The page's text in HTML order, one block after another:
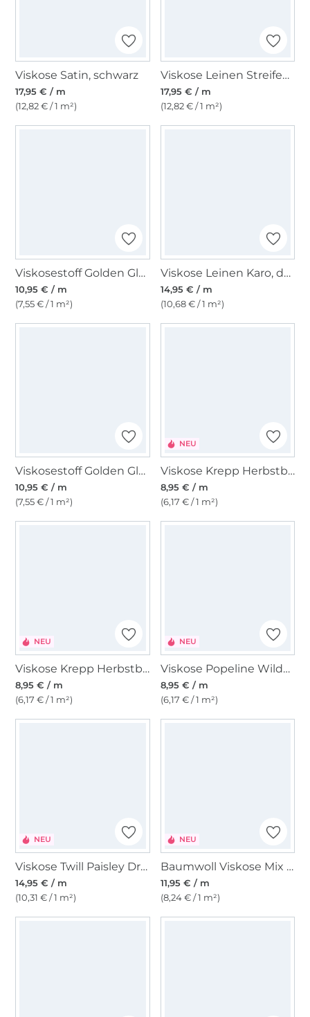
Viskose Satin, schwarz
17,95 € / m
(12,82 € / 1 m²)
Viskose Leinen Streifen, gelb
17,95 € / m
(12,82 € / 1 m²)
Viskosestoff Golden Glamour, bordeaux
10,95 € / m
(7,55 € / 1 m²)
Viskose Leinen Karo, dunkelblau
14,95 € / m
(10,68 € / 1 m²)
Viskosestoff Golden Glamour, creme
10,95 € / m
(7,55 € / 1 m²)
NEU
Viskose Krepp Herbstblätter, bordeaux
8,95 € / m
(6,17 € / 1 m²)
NEU
Viskose Krepp Herbstblüte, petrol
8,95 € / m
(6,17 € / 1 m²)
NEU
Viskose Popeline Wildblumen, dunkelblau
8,95 € / m
(6,17 € / 1 m²)
NEU
Viskose Twill Paisley Dream, hellgrün
14,95 € / m
(10,31 € / 1 m²)
NEU
Baumwoll Viskose Mix Urban Brush, lila
11,95 € / m
(8,24 € / 1 m²)